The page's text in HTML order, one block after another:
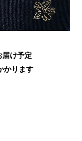
届け予定
かります